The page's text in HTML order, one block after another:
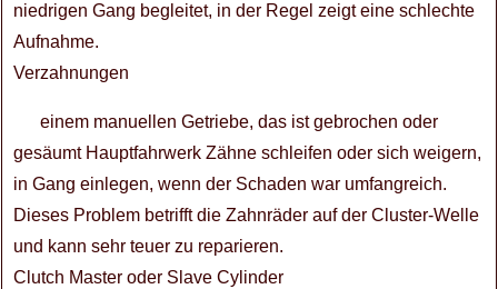
niedrigen Gang begleitet, in der Regel zeigt eine schlechte
Aufnahme.
Verzahnungen
einem manuellen Getriebe, das ist gebrochen oder
gesäumt Hauptfahrwerk Zähne schleifen oder sich weigern,
in Gang einlegen, wenn der Schaden war umfangreich.
Dieses Problem betrifft die Zahnräder auf der Cluster-Welle
und kann sehr teuer zu reparieren.
Clutch Master oder Slave Cylinder